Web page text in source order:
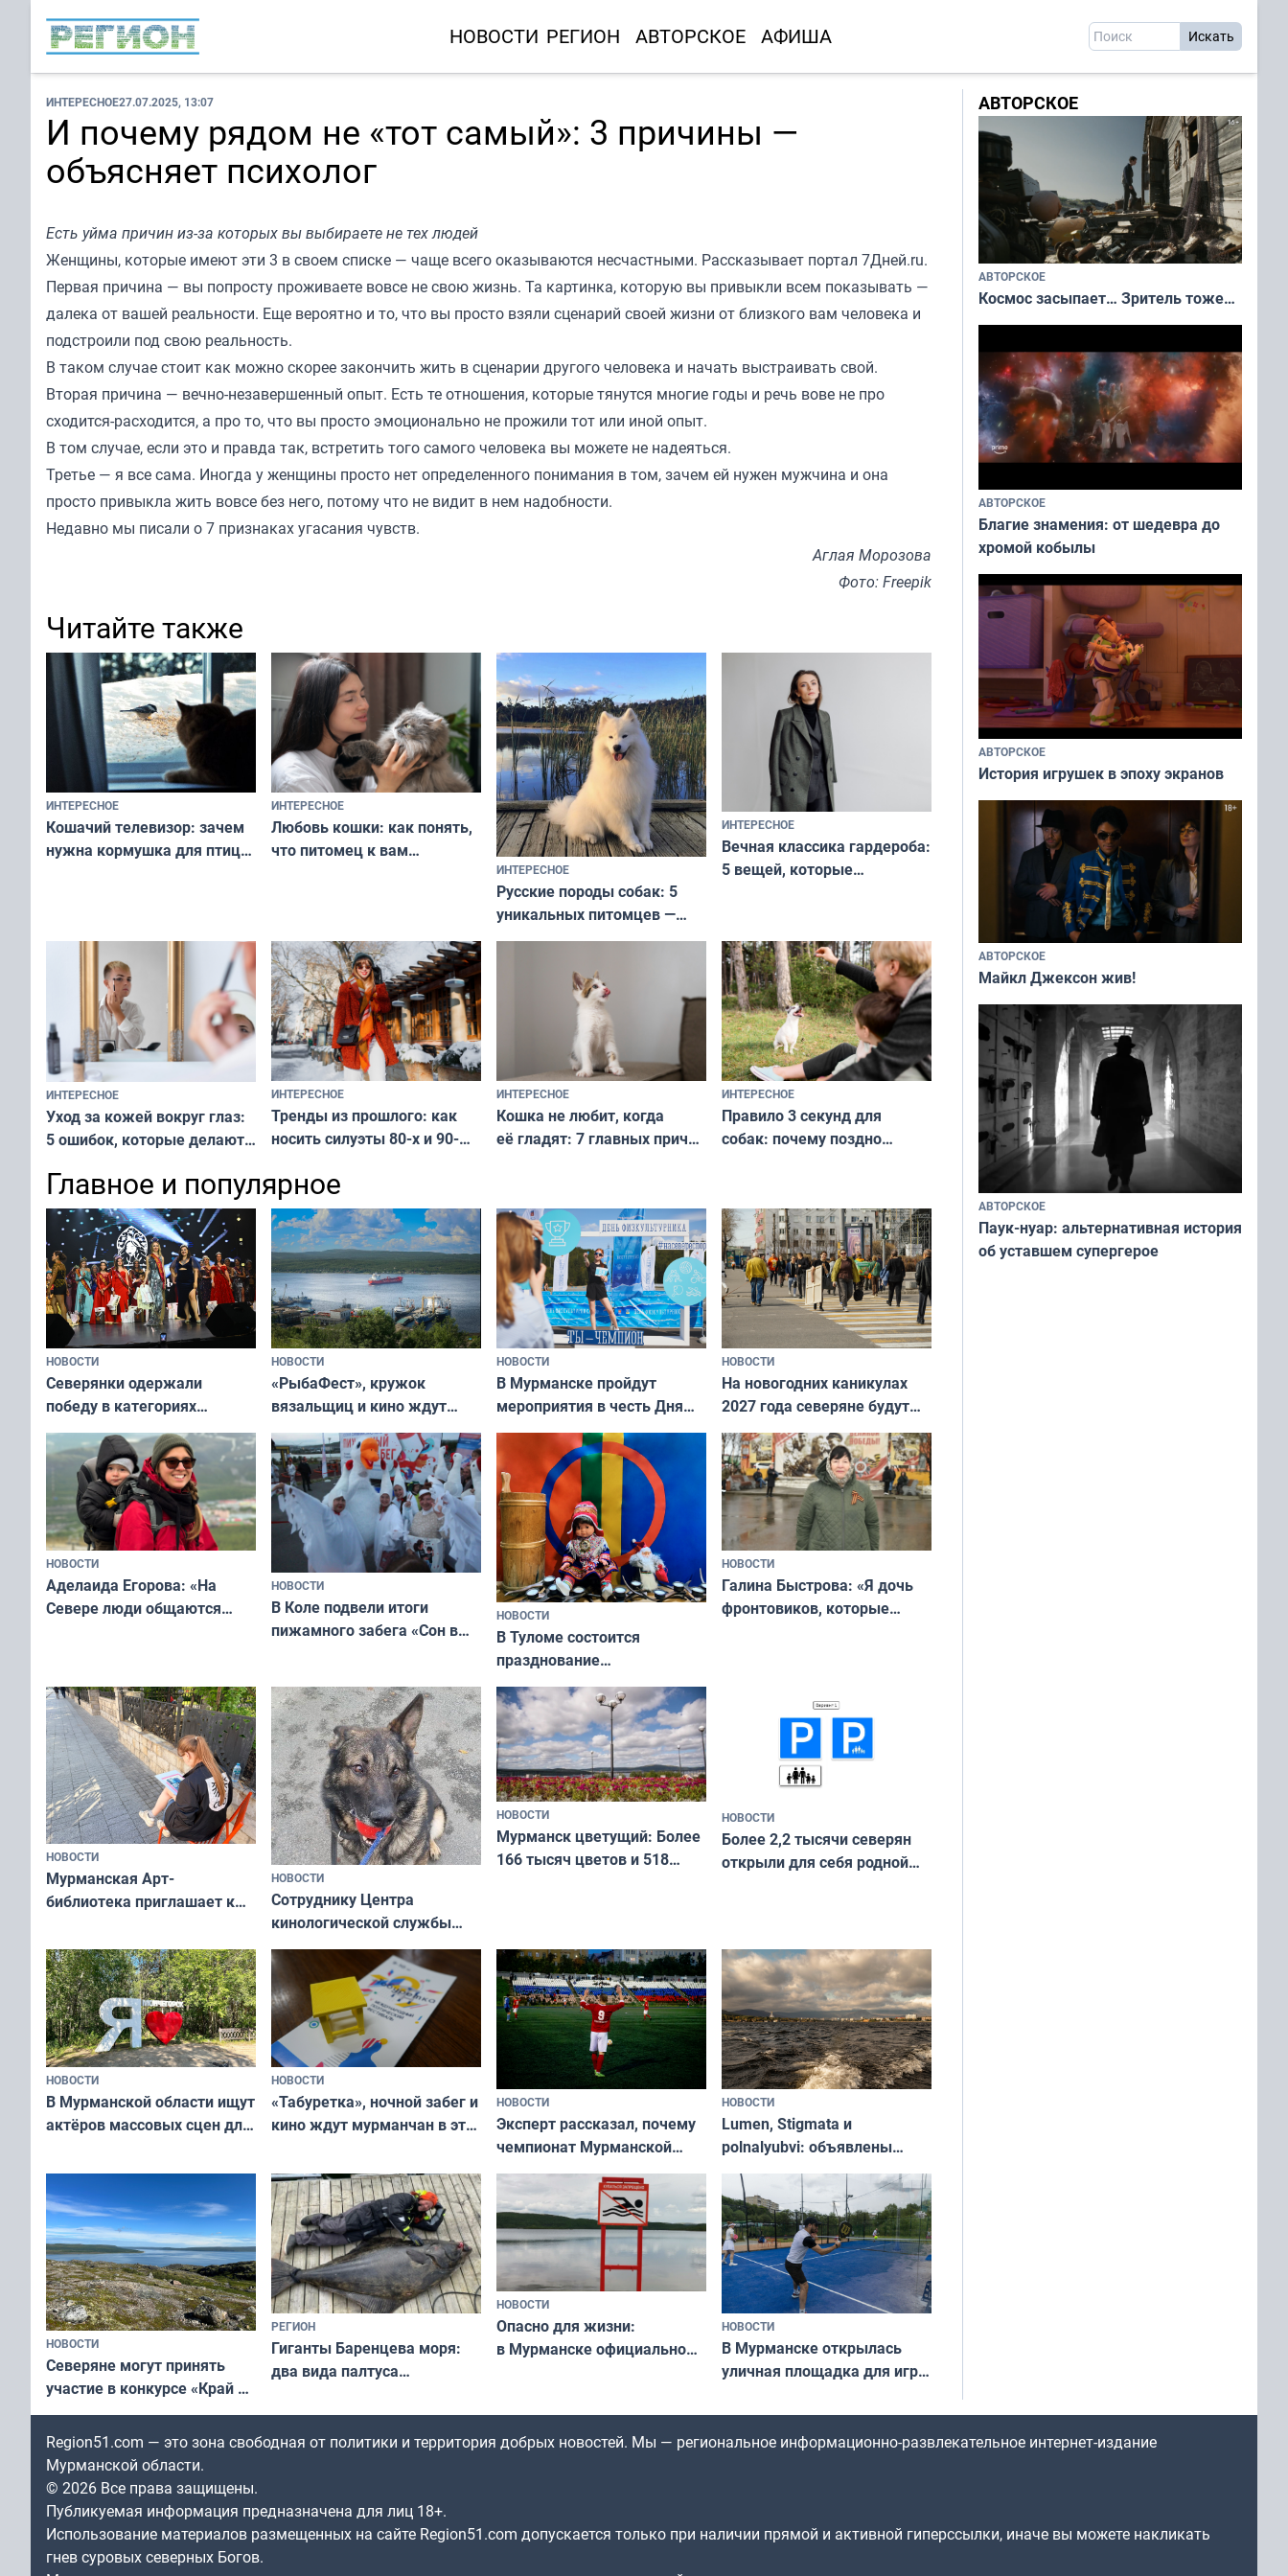
НОВОСТИ РЕГИОН АВТОРСКОЕ АФИША
ИНТЕРЕСНОЕ27.07.2025, 13:07
И почему рядом не «тот самый»: 3 причины —
объясняет психолог
Есть уйма причин из-за которых вы выбираете не тех людей
Женщины, которые имеют эти 3 в своем списке — чаще всего оказываются несчастными. Рассказывает портал 7Дней.ru.
Первая причина — вы попросту проживаете вовсе не свою жизнь. Та картинка, которую вы привыкли всем показывать —
далека от вашей реальности. Еще вероятно и то, что вы просто взяли сценарий своей жизни от близкого вам человека и
подстроили под свою реальность.
В таком случае стоит как можно скорее закончить жить в сценарии другого человека и начать выстраивать свой.
Вторая причина — вечно-незавершенный опыт. Есть те отношения, которые тянутся многие годы и речь вове не про
сходится-расходится, а про то, что вы просто эмоционально не прожили тот или иной опыт.
В том случае, если это и правда так, встретить того самого человека вы можете не надеяться.
Третье — я все сама. Иногда у женщины просто нет определенного понимания в том, зачем ей нужен мужчина и она
просто привыкла жить вовсе без него, потому что не видит в нем надобности.
Недавно мы писали о 7 признаках угасания чувств.
Аглая Морозова
Фото: Freepik
Читайте также
ИНТЕРЕСНОЕ
Кошачий телевизор: зачем
нужна кормушка для птиц
ИНТЕРЕСНОЕ
Любовь кошки: как понять,
что питомец к вам
ИНТЕРЕСНОЕ
Русские породы собак: 5
уникальных питомцев —
национальные сокровища
и характером
ИНТЕРЕСНОЕ
Вечная классика гардероба:
5 вещей, которые
и актуально в любой сезон
ИНТЕРЕСНОЕ
Уход за кожей вокруг глаз:
5 ошибок, которые делают
и вернуть свежий взгляд
без дорогих средств
ИНТЕРЕСНОЕ
Тренды из прошлого: как
носить силуэты 80-х и 90-
современно и стильно без
переплат
ИНТЕРЕСНОЕ
Кошка не любит, когда
её гладят: 7 главных причин
независимому питомцу
ИНТЕРЕСНОЕ
Правило 3 секунд для
собак: почему поздно
питомцу всё сразу и без
криков
Главное и популярное
НОВОСТИ
Северянки одержали
победу в категориях
всероссийского конкурса
«Мисс и Миссис Великая
Русь»
НОВОСТИ
«РыбаФест», кружок
вязальщиц и кино ждут
мурманчан в эти выходные
НОВОСТИ
В Мурманске пройдут
мероприятия в честь Дня
физкультурника
НОВОСТИ
На новогодних каникулах
2027 года северяне будут
отдыхать 11 дней
НОВОСТИ
Аделаида Егорова: «На
Севере люди общаются
НОВОСТИ
В Коле подвели итоги
пижамного забега «Сон в
НОВОСТИ
В Туломе состоится
празднование
Международного дня
коренных народов мира
НОВОСТИ
Галина Быстрова: «Я дочь
фронтовиков, которые
НОВОСТИ
Мурманская Арт-
библиотека приглашает к
и фотографов
НОВОСТИ
Сотруднику Центра
кинологической службы
ищут новый дом
НОВОСТИ
Мурманск цветущий: Более
166 тысяч цветов и 518
НОВОСТИ
Более 2,2 тысячи северян
открыли для себя родной
НОВОСТИ
В Мурманской области ищут
актёров массовых сцен для
короткометражном фильме
НОВОСТИ
«Табуретка», ночной забег и
кино ждут мурманчан в эти
НОВОСТИ
Эксперт рассказал, почему
чемпионат Мурманской
области по футболу остался
незамеченным
НОВОСТИ
Lumen, Stigmata и
polnalyubvi: объявлены
хедлайнеры фестиваля
«Имандра» в 2026 года
НОВОСТИ
Северяне могут принять
участие в конкурсе «Край у
северной границы: фотогид
по Печенгскому округу»
РЕГИОН
Гиганты Баренцева моря:
два вида палтуса
НОВОСТИ
Опасно для жизни:
в Мурманске официально
НОВОСТИ
В Мурманске открылась
уличная площадка для игры
АВТОРСКОЕ
АВТОРСКОЕ
Космос засыпает… Зритель тоже…
АВТОРСКОЕ
Благие знамения: от шедевра до
хромой кобылы
АВТОРСКОЕ
История игрушек в эпоху экранов
АВТОРСКОЕ
Майкл Джексон жив!
АВТОРСКОЕ
Паук-нуар: альтернативная история
об уставшем супергерое
Region51.com — это зона свободная от политики и территория добрых новостей. Мы — региональное информационно-развлекательное интернет-издание
Мурманской области.
© 2026 Все права защищены.
Публикуемая информация предназначена для лиц 18+.
Использование материалов размещенных на сайте Region51.com допускается только при наличии прямой и активной гиперссылки, иначе вы можете накликать
гнев суровых северных Богов.